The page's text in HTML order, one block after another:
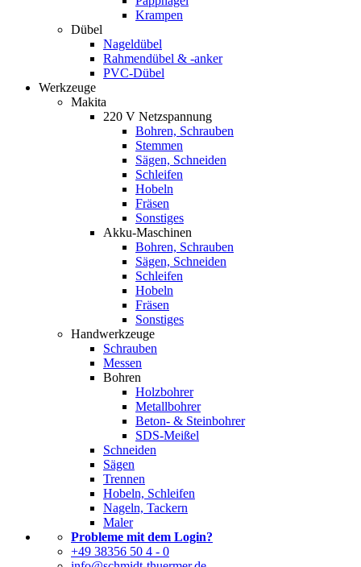
Krampen
Dübel
Nageldübel
Rahmendübel & -anker
PVC-Dübel
Werkzeuge
Makita
220 V Netzspannung
Bohren, Schrauben
Stemmen
Sägen, Schneiden
Schleifen
Hobeln
Fräsen
Sonstiges
Akku-Maschinen
Bohren, Schrauben
Sägen, Schneiden
Schleifen
Hobeln
Fräsen
Sonstiges
Handwerkzeuge
Schrauben
Messen
Bohren
Holzbohrer
Metallbohrer
Beton- & Steinbohrer
SDS-Meißel
Schneiden
Sägen
Trennen
Hobeln, Schleifen
Nageln, Tackern
Maler
Probleme mit dem Login?
+49 38356 50 4 - 0